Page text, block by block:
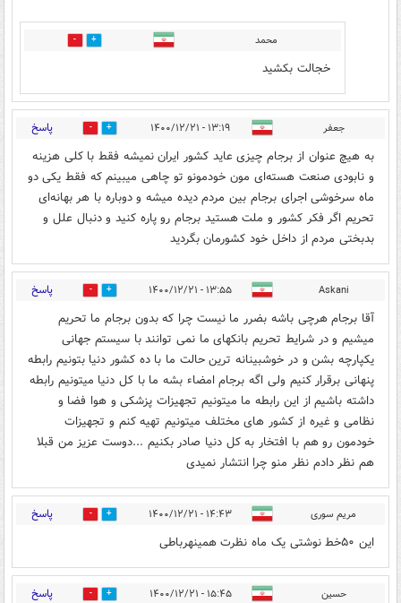
محمد 1
خجالت بکشید
جعفر ۱۳:۱۹ - ۱۴۰۰/۱۲/۲۱ 1 پاسخ
به هیچ عنوان از برجام چیزی عاید کشور ایران نمیشه فقط با کلی هزینه
و نابودی صنعت هسته‌ای مون خودمونو تو چاهی میبینم که فقط یکی دو
ماه سرخوشی اجرای برجام بین مردم دیده میشه و دوباره با هر بهانه‌ای
تحریم اگر فکر کشور و ملت هستید برجام رو پاره کنید و دنبال علل و
بدبختی مردم از داخل خود کشورمان بگردید
Askani ۱۳:۵۵ - ۱۴۰۰/۱۲/۲۱ 0 پاسخ
آقا برجام هرچی باشه بضرر ما نیست چرا که بدون برجام ما تحریم
میشیم و در شرایط تحریم بانکهای ما نمی توانند با سیستم جهانی
یکپارچه بشن و در خوشبینانه ترین حالت ما با ده کشور دنیا بتونیم رابطه
پنهانی برقرار کنیم ولی اگه برجام امضاء بشه ما با کل دنیا میتونیم رابطه
داشته باشیم از این رابطه ما میتونیم تجهیزات پزشکی و هوا فضا و
نظامی و غیره از کشور های مختلف میتونیم تهیه کنم و تجهیزات
خودمون رو هم با افتخار به کل دنیا صادر بکنیم ...دوست عزیز من قبلا
هم نظر دادم نظر منو چرا انتشار نمیدی
مریم سوری ۱۴:۴۳ - ۱۴۰۰/۱۲/۲۱ 0 پاسخ
این ۵۰خط نوشتی یک ماه نظرت همینهرباطی
حسین ۱۵:۴۵ - ۱۴۰۰/۱۲/۲۱ 0 پاسخ